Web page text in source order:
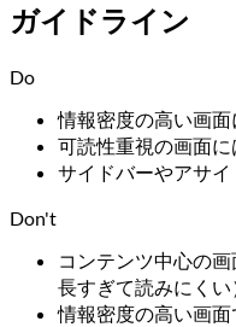
ガイドライン
Do
情報密度の高い画面
可読性重視の画面に
サイドバーやアサ
Don't
コンテンツ中心の
長すぎて読みにくい
情報密度の高い画